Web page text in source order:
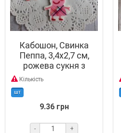
Кабошон, Свинка
Пеппа, 3,4х2,7 см,
рожева сукня з
синьою смужкою
Кількість
шт
9.36 грн
- +